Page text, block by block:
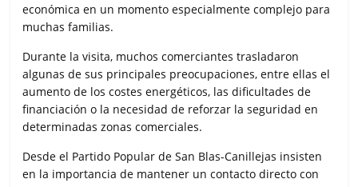
económica en un momento especialmente complejo para
muchas familias.
Durante la visita, muchos comerciantes trasladaron
algunas de sus principales preocupaciones, entre ellas el
aumento de los costes energéticos, las dificultades de
financiación o la necesidad de reforzar la seguridad en
determinadas zonas comerciales.
Desde el Partido Popular de San Blas-Canillejas insisten
en la importancia de mantener un contacto directo con